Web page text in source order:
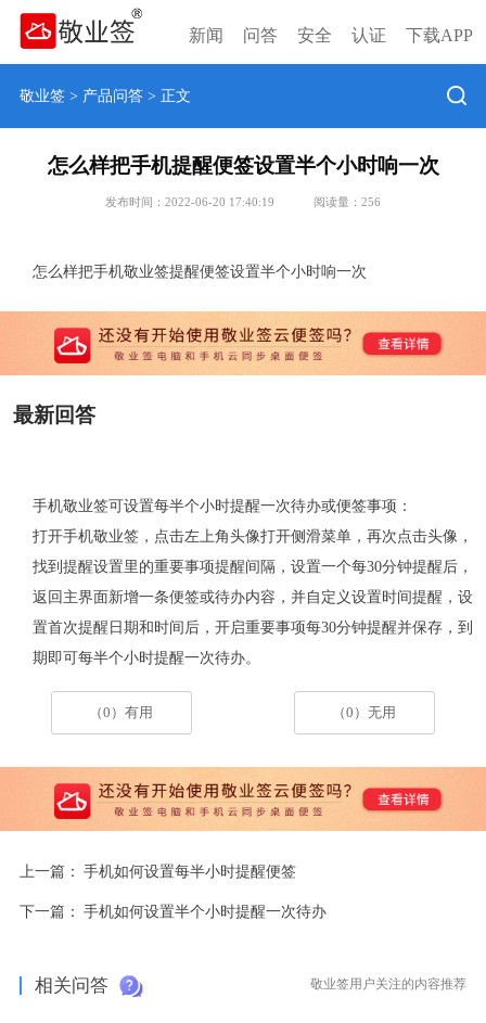
新闻 问答 安全 认证 下载APP
敬业签> 产品问答> 正文
怎么样把手机提醒便签设置半个小时响一次
发布时间：2022-06-20 17:40:19 阅读量： 256
怎么样把手机敬业签提醒便签设置半个小时响一次
最新回答
手机敬业签可设置每半个小时提醒一次待办或便签事项：
打开手机敬业签，点击左上角头像打开侧滑菜单，再次点击头像，
找到提醒设置里的重要事项提醒间隔，设置一个每30分钟提醒后，
返回主界面新增一条便签或待办内容，并自定义设置时间提醒，设
置首次提醒日期和时间后，开启重要事项每30分钟提醒并保存，到
期即可每半个小时提醒一次待办。
（0）有用 （0）无用
上一篇： 手机如何设置每半小时提醒便签
下一篇： 手机如何设置半个小时提醒一次待办
相关问答 敬业签用户关注的内容推荐